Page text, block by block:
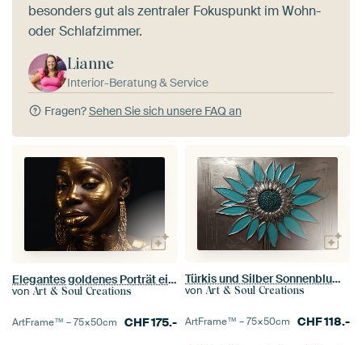
besonders gut als zentraler Fokuspunkt im Wohn-
oder Schlafzimmer.
Lianne
Interior-Beratung & Service
Fragen?Sehen Sie sich unsere FAQ an
Elegantes goldenes Porträt einer Frau
von Art & Soul Creations
ArtFrame™ –75×50cm CHF175.-
Türkis und Silber Sonnenblume Kunstwerk
von Art & Soul Creations
ArtFrame™ –75×50cm CHF118.-